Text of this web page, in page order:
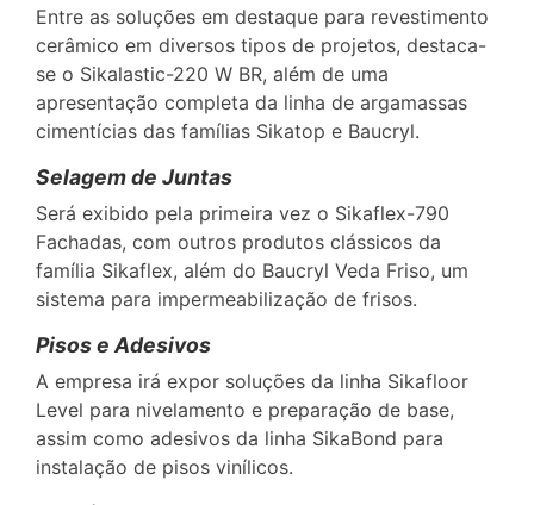
Entre as soluções em destaque para revestimento
cerâmico em diversos tipos de projetos, destaca-
se o Sikalastic-220 W BR, além de uma
apresentação completa da linha de argamassas
cimentícias das famílias Sikatop e Baucryl.
Selagem de Juntas
Será exibido pela primeira vez o Sikaflex-790
Fachadas, com outros produtos clássicos da
família Sikaflex, além do Baucryl Veda Friso, um
sistema para impermeabilização de frisos.
Pisos e Adesivos
A empresa irá expor soluções da linha Sikafloor
Level para nivelamento e preparação de base,
assim como adesivos da linha SikaBond para
instalação de pisos vinílicos.